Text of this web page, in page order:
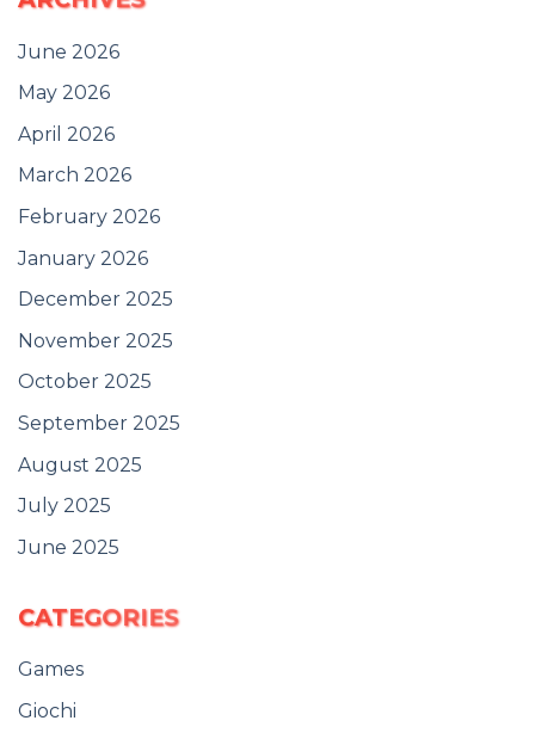
June 2026
May 2026
April 2026
March 2026
February 2026
January 2026
December 2025
November 2025
October 2025
September 2025
August 2025
July 2025
June 2025
CATEGORIES
Games
Giochi